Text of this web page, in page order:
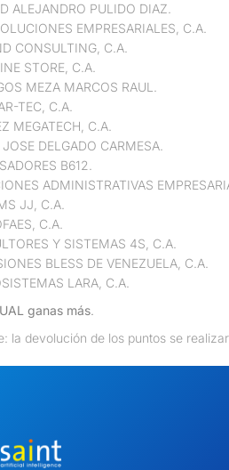
ALEJANDRO PULIDO DIAZ.
EMPRESARIALES, C.A.
CONSULTING, C.A.
STORE, C.A.
MEZA MARCOS RAUL.
TEC, C.A.
MEGATECH, C.A.
DELGADO CARMESA.
B612.
ADMINISTRATIVAS
JJ, C.A.
C.A.
Y SISTEMAS 4S, C.A.
BLESS DE VENEZUELA, C.A.
LARA, C.A.
ganas más.
la devolución de los puntos se